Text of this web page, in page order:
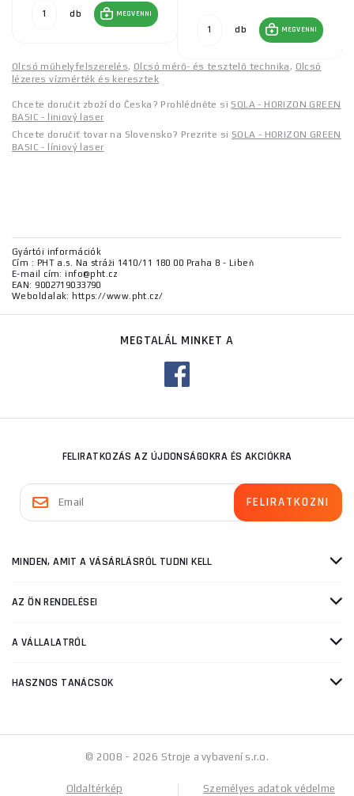
db MEGVENNI
db MEGVENNI
Olcsó műhelyfelszerelés, Olcsó mérő- és tesztelő technika, Olcsó
lézeres vízmérték és keresztek
Chcete doručit zboží do Česka? Prohlédněte si SOLA - HORIZON GREEN
BASIC - liniový laser
Chcete doručiť tovar na Slovensko? Prezrite si SOLA - HORIZON GREEN
BASIC - líniový laser
Gyártói információk
Cím : PHT a.s. Na stráži 1410/11 180 00 Praha 8 - Libeň
E-mail cím: info@pht.cz
EAN: 9002719033790
Weboldalak: https://www.pht.cz/
MEGTALÁL MINKET A
FELIRATKOZÁS AZ ÚJDONSÁGOKRA ÉS AKCIÓKRA
MINDEN, AMIT A VÁSÁRLÁSRÓL TUDNI KELL
AZ ÖN RENDELÉSEI
A VÁLLALATRÓL
HASZNOS TANÁCSOK
© 2008 - 2026 Stroje a vybavení s.r.o.
Oldaltérkép Személyes adatok védelme